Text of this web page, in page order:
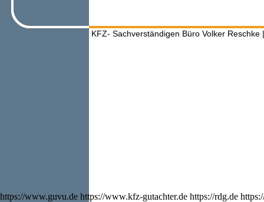
KFZ- Sachverständigen Büro Volker
https://www.guvu.de https://www.kfz-gutachter.de https://rdg.de